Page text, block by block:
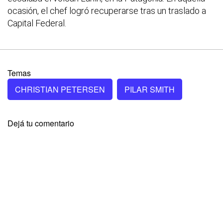
ocasión, el chef logró recuperarse tras un traslado a
Capital Federal.
Temas
CHRISTIAN PETERSEN
PILAR SMITH
Dejá tu comentario